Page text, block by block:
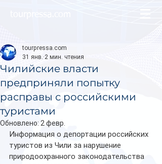
Чилийские власти
предприняли попытку
расправы с российскими
туристами
tourpressa.com
31 янв. 2 мин. чтения
Обновлено: 2 февр.
Информация о депортации российских
туристов из Чили за нарушение
природоохранного законодательства